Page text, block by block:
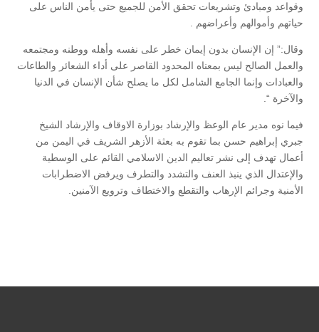
وقواعد ومبادئ وتشريعات تحقق الأمن للجميع حتى يأمن الناس على
حياتهم وأموالهم وأعراضهم .
وقال:” إن الإنسان بدون إيمان خطر على نفسه وأهله ووطنه ومجتمعه
والعمل الصالح ليس بمعناه المحدود القاصر على أداء الشعائر والطاعات
والعبادات وإنما الجامع الشامل لكل ما يصلح شأن الإنسان في الدنيا
والآخرة “.
فيما نوه مدير عام الوعظ والإرشاد بوزارة الاوقاف والإرشاد الشيخ
جبري إبراهيم حسن بما تقوم به بعثة الأزهر الشريف في اليمن من
أعمال تهدف إلى نشر تعاليم الدين الاسلامي القائم على الوسطية
والإعتدال الذي ينبذ العنف والتشدد والتطرف ويرفض الاضطرابات
الأمنية وجرائم الإرهاب والتقطع والاختطاف وترويع الآمنين.